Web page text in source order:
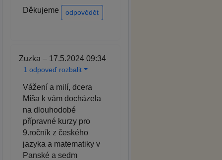
Děkujeme
odpovědět
Zuzka – 17.5.2024 09:34
1 odpoveď rozbalit
Vážení a milí, dcera
Míša k vám docházela
na dlouhodobé
přípravné kurzy pro
9.ročník z českého
jazyka a matematiky v
Panské a sedm